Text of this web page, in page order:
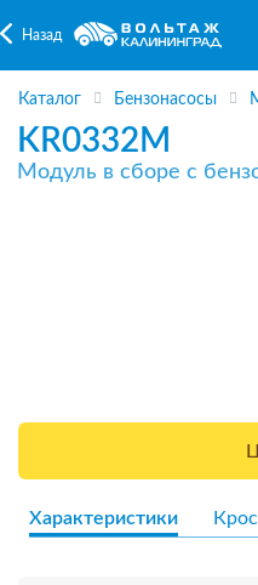
Назад
Каталог Бензонасосы
KR0332M
Модуль в сборе с
Характеристики